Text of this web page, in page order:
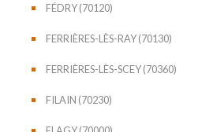
FÉDRY (70120)
FERRIÈRES-LÈS-RAY (70130)
FERRIÈRES-LÈS-SCEY (70360)
FILAIN (70230)